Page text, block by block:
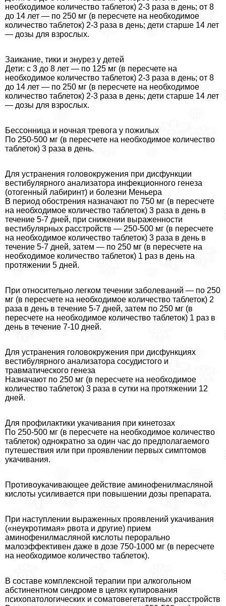
необходимое количество таблеток) 2-3 раза в день; от 8
до 14 лет — по 250 мг (в пересчете на необходимое
количество таблеток) 2-3 раза в день; дети старше 14 лет
— дозы для взрослых.
Заикание, тики и энурез у детей
Дети: с 3 до 8 лет — по 125 мг (в пересчете на
необходимое количество таблеток) 2-3 раза в день; от 8
до 14 лет — по 250 мг (в пересчете на необходимое
количество таблеток) 2-3 раза в день; дети старше 14 лет
— дозы для взрослых.
Бессонница и ночная тревога у пожилых
По 250-500 мг (в пересчете на необходимое количество
таблеток) 3 раза в день.
Для устранения головокружения при дисфункции
вестибулярного анализатора инфекционного генеза
(отогенный лабиринт) и болезни Меньера
В период обострения назначают по 750 мг (в пересчете
на необходимое количество таблеток) 3 раза в день в
течение 5-7 дней, при снижении выраженности
вестибулярных расстройств — 250-500 мг (в пересчете
на необходимое количество таблеток) 3 раза в день в
течение 5-7 дней, затем — по 250 мг (в пересчете на
необходимое количество таблеток) 1 раз в день на
протяжении 5 дней.
При относительно легком течении заболеваний — по 250
мг (в пересчете на необходимое количество таблеток) 2
раза в день в течение 5-7 дней, затем по 250 мг (в
пересчете на необходимое количество таблеток) 1 раз в
день в течение 7-10 дней.
Для устранения головокружения при дисфункциях
вестибулярного анализатора сосудистого и
травматического генеза
Назначают по 250 мг (в пересчете на необходимое
количество таблеток) 3 раза в сутки на протяжении 12
дней.
Для профилактики укачивания при кинетозах
По 250-500 мг (в пересчете на необходимое количество
таблеток) однократно за один час до предполагаемого
путешествия или при проявлении первых симптомов
укачивания.
Противоукачивающее действие аминофенилмасляной
кислоты усиливается при повышении дозы препарата.
При наступлении выраженных проявлений укачивания
(«неукротимая» рвота и другие) прием
аминофенилмасляной кислоты перopaльно
малоэффективен даже в дозе 750-1000 мг (в пересчете
на необходимое количество таблеток).
В составе комплексной терапии при алкогольном
абстинентном синдроме в целях купирования
психопатологических и соматовегетативных расстройств